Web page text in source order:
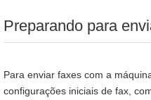
Preparando para
Para enviar faxes com a
configurações iniciais de fax,